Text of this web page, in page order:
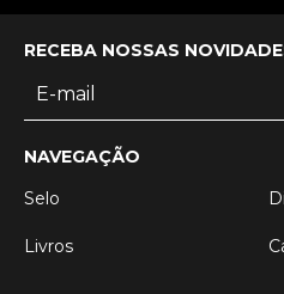
RECEBA NOSSAS
NAVEGAÇÃO
Selo
Livros